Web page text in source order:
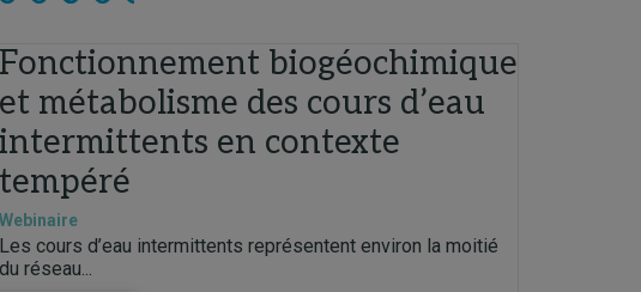
Fonctionnement biogéochimique
et métabolisme des cours d’eau
intermittents en contexte
tempéré
Webinaire
Les cours d’eau intermittents représentent environ la moitié
du réseau...